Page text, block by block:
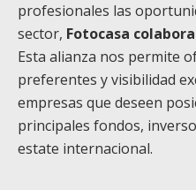
profesionales las
sector, Fotocasa
Esta alianza nos permite
preferentes y visibilidad
empresas que deseen
principales fondos,
estate internacional.